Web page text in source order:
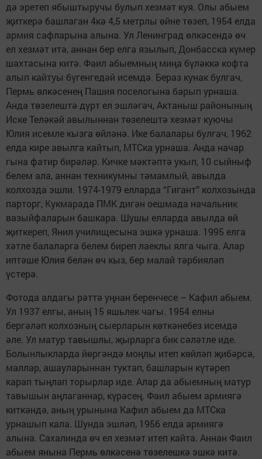
дә эретеп ябыштыручы булып хезмәт куя. Олы абыем
җиткерә башлаган 4кә 4,5 метрлы өйне төзеп, 1954 елда
армия сафларына алына. Ул Ленинград өлкәсендә өч
ел хезмәт итә, аннан бер елга язылып, Донбасска күмер
шахтасына китә. Фаил абыемның миңа бүләккә кофта
алып кайтуы бүгенгедәй исемдә. Бераз кунак булгач,
Пермь өлкәсенең Пашия поселогына барып урнаша.
Анда төзелештә дүрт ел эшләгәч, Актаныш районының
Иске Теләкәй авылыннан төзелештә хезмәт куючы
Юлия исемле кызга өйләнә. Ике балалары булгач, 1962
елда кире авылга кайтып, МТСка урнаша. Анда начар
гына фатир бирәләр. Кичке мәктәптә укып, 10 сыйныф
белем ала, аннан техникумны тәмамлый, авылда
колхозда эшли. 1974-1979 елларда “Гигант” колхозында
парторг, Кукмарада ПМК дигән оешмада начальник
вазыйфаларын башкара. Шушы елларда авылда өй
җиткереп, Янил училищесына эшкә урнаша. 1995 елга
хәтле балаларга белем биреп лаеклы ялга чыга. Алар
иптәше Юлия белән өч кыз, бер малай тәрбияләп
үстерә.
Фотода алдагы рәттә уңнан беренчесе – Кафил абыем.
Ул 1937 елгы, аның 15 яшьлек чагы. 1954 елны
бергәләп колхозның сыерларын көткәнебез исемдә
әле. Ул матур тавышлы, җырларга бик сәләтле иде.
Болынлыкларда йөргәндә моңлы итеп көйләп җибәрсә,
маллар, ашауларыннан туктап, башларын күтәреп
карап тыңлап торырлар иде. Алар да абыемның матур
тавышын аңлаганнар, күрәсең. Фаил абыем армиягә
киткәндә, аның урынына Кафил абыем да МТСка
урнашып кала. Шунда эшләп, 1956 елда армиягә
алына. Сахалинда өч ел хезмәт итеп кайта. Аннан Фаил
абыем янына Пермь өлкәсенә төзелешкә эшкә китә.